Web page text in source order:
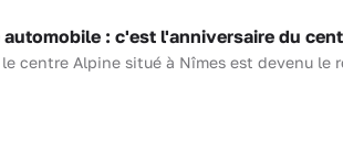
automobile : c'est l'anniversaire du
centre Alpine situé à Nîmes est devenu le